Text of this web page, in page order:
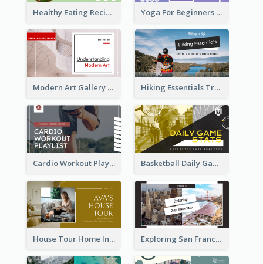
Healthy Eating Recipe YouTube Thumbnail Yoga For Beginners YouTube Thumbnail
Modern Art Gallery Art Education YouTube Thumbnail Hiking Essentials Travel YouTube Thumbnail
Cardio Workout Playlist Fitness YouTube Thumbnail Basketball Daily Game Stats Sports YouTube Thumbnail
House Tour Home Introduction YouTube Thumbnail Exploring San Francisco Travelling YouTube Thumbnail